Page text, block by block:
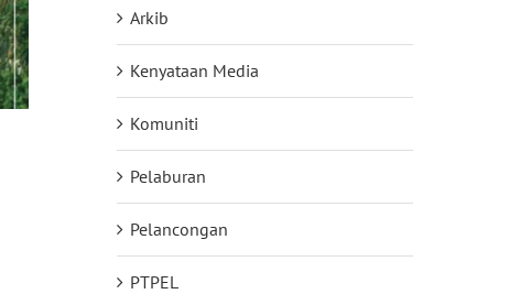
Arkib
Kenyataan Media
Komuniti
Pelaburan
Pelancongan
PTPEL